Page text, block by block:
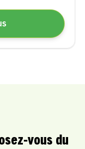
vous du